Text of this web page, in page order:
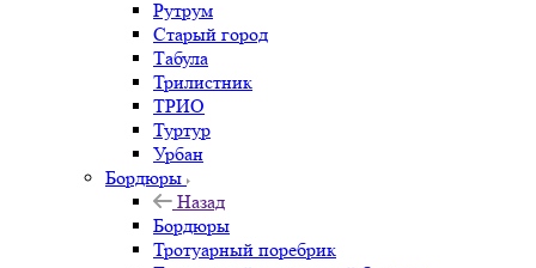
Рутрум
Старый город
Табула
Трилистник
ТРИО
Туртур
Урбан
Бордюры
Назад
Бордюры
Тротуарный поребрик